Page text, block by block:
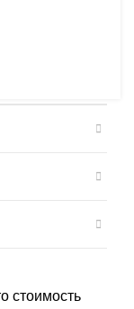
стоимость